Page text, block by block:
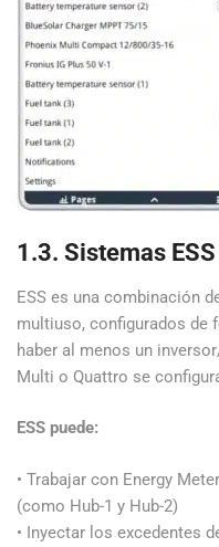
1.3. Sistemas ESS
ESS es una combinación
multiuso, configurados de
haber al menos un
Multi o Quattro se
ESS puede:
• Trabajar con Energy
(como Hub-1 y Hub-2)
• Inyectar los excedentes